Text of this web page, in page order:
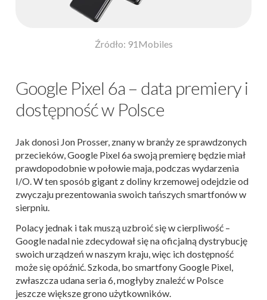
Źródło: 91Mobiles
Google Pixel 6a – data premiery i
dostępność w Polsce
Jak donosi Jon Prosser, znany w branży ze sprawdzonych
przecieków, Google Pixel 6a swoją premierę będzie miał
prawdopodobnie w połowie maja, podczas wydarzenia
I/O. W ten sposób gigant z doliny krzemowej odejdzie od
zwyczaju prezentowania swoich tańszych smartfonów w
sierpniu.
Polacy jednak i tak muszą uzbroić się w cierpliwość –
Google nadal nie zdecydował się na oficjalną dystrybucję
swoich urządzeń w naszym kraju, więc ich dostępność
może się opóźnić. Szkoda, bo smartfony Google Pixel,
zwłaszcza udana seria 6, mogłyby znaleźć w Polsce
jeszcze większe grono użytkowników.